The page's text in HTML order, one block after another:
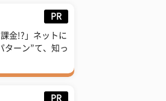
PR
課金!?」ネットに
ターン”て、知っ
PR